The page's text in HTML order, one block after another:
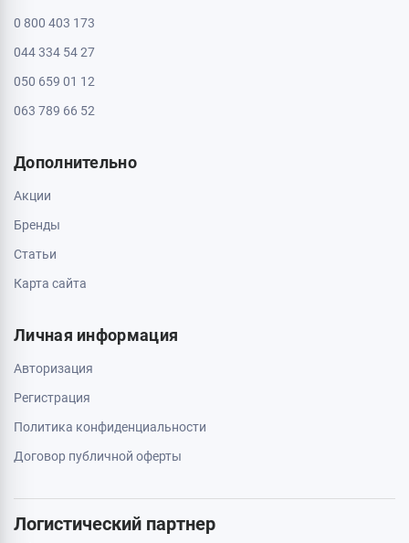
0 800 403 173
044 334 54 27
050 659 01 12
063 789 66 52
Дополнительно
Акции
Бренды
Статьи
Карта сайта
Личная информация
Авторизация
Регистрация
Политика конфиденциальности
Договор публичной оферты
Логистический партнер